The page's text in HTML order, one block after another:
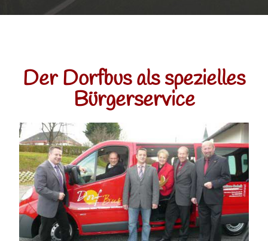
Der Dorfbus als spezielles
Bürgerservice